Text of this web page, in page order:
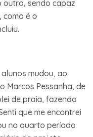
outro, sendo capaz
é o
mudou, ao
Marcos Pessanha, de
de praia, fazendo
que me encontrei
no quarto período